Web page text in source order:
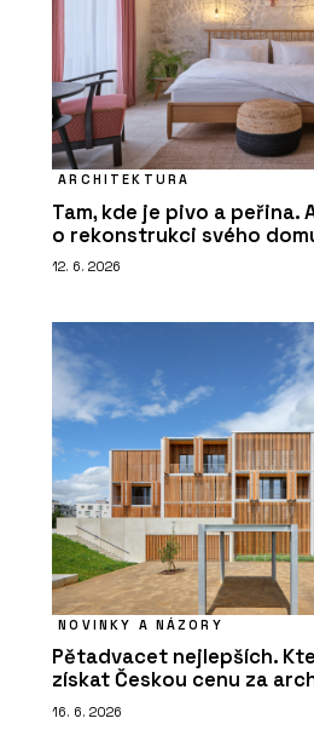
ARCHITEKTURA
Tam, kde je pivo a
o rekonstrukci svého
12. 6. 2026
NOVINKY A NÁZORY
Pětadvacet nejlepších.
získat Českou cenu za
16. 6. 2026